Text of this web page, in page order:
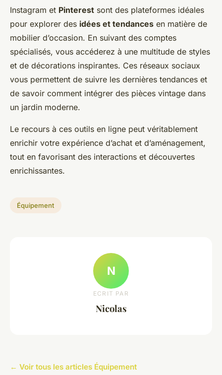
Instagram et Pinterest sont des plateformes idéales
pour explorer des idées et tendances en matière de
mobilier d’occasion. En suivant des comptes
spécialisés, vous accéderez à une multitude de styles
et de décorations inspirantes. Ces réseaux sociaux
vous permettent de suivre les dernières tendances et
de savoir comment intégrer des pièces vintage dans
un jardin moderne.
Le recours à ces outils en ligne peut véritablement
enrichir votre expérience d’achat et d’aménagement,
tout en favorisant des interactions et découvertes
enrichissantes.
Équipement
N
ECRIT PAR
Nicolas
← Voir tous les articles Équipement